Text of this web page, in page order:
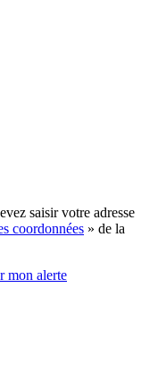
saisir votre adresse
coordonnées » de la
mon alerte